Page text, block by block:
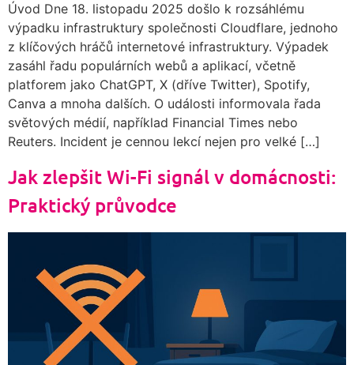
Úvod Dne 18. listopadu 2025 došlo k rozsáhlému
výpadku infrastruktury společnosti Cloudflare, jednoho
z klíčových hráčů internetové infrastruktury. Výpadek
zasáhl řadu populárních webů a aplikací, včetně
platforem jako ChatGPT, X (dříve Twitter), Spotify,
Canva a mnoha dalších. O události informovala řada
světových médií, například Financial Times nebo
Reuters. Incident je cennou lekcí nejen pro velké […]
Jak zlepšit Wi-Fi signál v domácnosti:
Praktický průvodce